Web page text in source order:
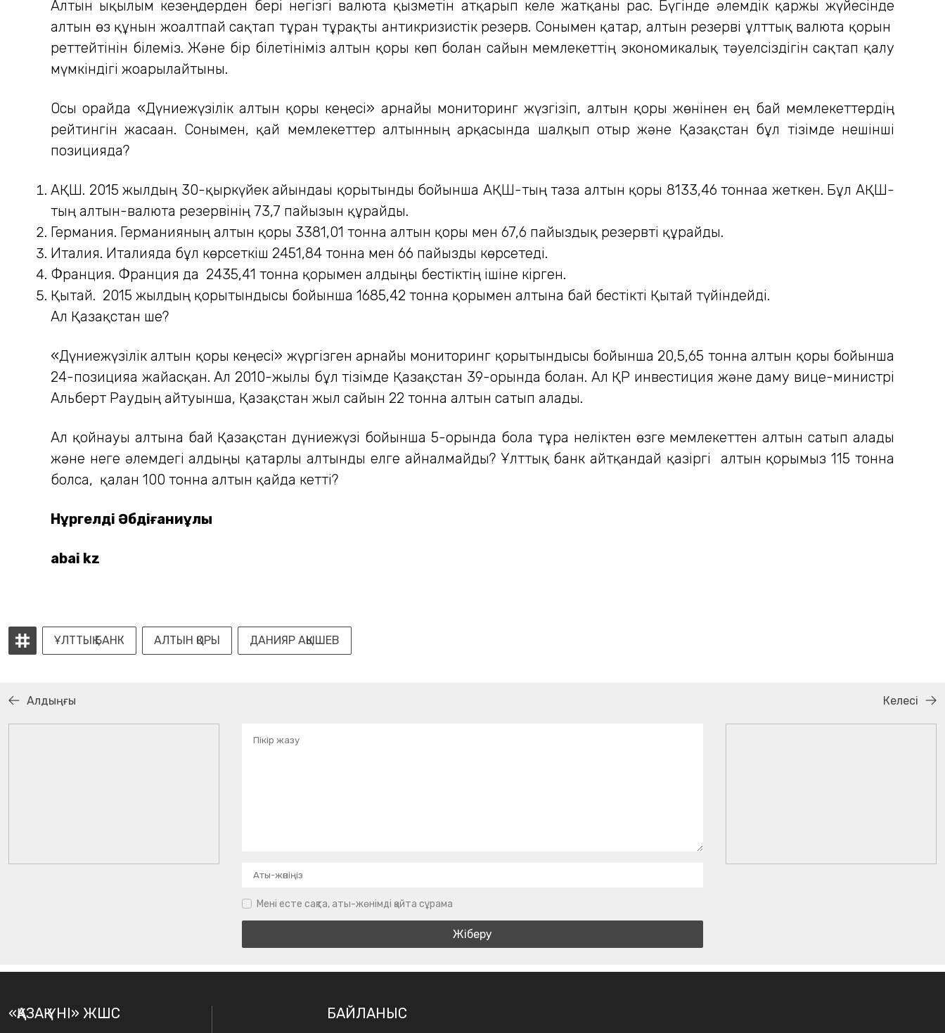
Алтын ықылым кезеңдерден бері негізгі валюта қызметін атқарып келе жатқаны рас. Бүгінде әлемдік қаржы жүйесінде
алтын өз құнын жоғалтпай сақтап тұрған тұрақты антикризистік резерв. Сонымен қатар, алтын резерві ұлттық валюта қорын
реттейтінін білеміз. Және бір білетініміз алтын қоры көп болған сайын мемлекеттің экономикалық тәуелсіздігін сақтап қалу
мүмкіндігі жоғарылайтыны.
Осы орайда «Дүниежүзілік алтын қоры кеңесі» арнайы мониторинг жүзгізіп, алтын қоры жөнінен ең бай мемлекеттердің
рейтингін жасаған. Сонымен, қай мемлекеттер алтынның арқасында шалқып отыр және Қазақстан бұл тізімде нешінші
позицияда?
АҚШ. 2015 жылдың 30-қыркүйек айындағы қорытынды бойынша АҚШ-тың таза алтын қоры 8133,46 тоннаға жеткен. Бұл АҚШ-
тың алтын-валюта резервінің 73,7 пайызын құрайды.
Германия. Германияның алтын қоры 3381,01 тонна алтын қоры мен 67,6 пайыздық резервті құрайды.
Италия. Италияда бұл көрсеткіш 2451,84 тонна мен 66 пайызды көрсетеді.
Франция. Франция да 2435,41 тонна қорымен алдыңғы бестіктің ішіне кірген.
Қытай. 2015 жылдың қорытындысы бойынша 1685,42 тонна қорымен алтынға бай бестікті Қытай түйіндейді.
Ал Қазақстан ше?
«Дүниежүзілік алтын қоры кеңесі» жүргізген арнайы мониторинг қорытындысы бойынша 20,5,65 тонна алтын қоры бойынша
24-позицияға жайғасқан. Ал 2010-жылы бұл тізімде Қазақстан 39-орында болған. Ал ҚР инвестиция және даму вице-министрі
Альберт Раудың айтуынша, Қазақстан жыл сайын 22 тонна алтын сатып алады.
Ал қойнауы алтынға бай Қазақстан дүниежүзі бойынша 5-орында бола тұра неліктен өзге мемлекеттен алтын сатып алады
және неге әлемдегі алдыңғы қатарлы алтынды елге айналмайды? Ұлттық банк айтқандай қазіргі алтын қорымыз 115 тонна
болса, қалған 100 тонна алтын қайда кетті?
Нұргелді Әбдіғаниұлы
abai kz
ҰЛТТЫҚ БАНК АЛТЫН ҚОРЫ ДАНИЯР АҚЫШЕВ
Алдыңғы Келесі
Мені есте сақта, аты-жөнімді қайта сұрама
«ҚАЗАҚ ҮНІ» ЖШС БАЙЛАНЫС